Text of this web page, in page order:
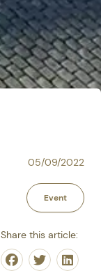
05/09/2022
Event
Share this article:
Share onShare on